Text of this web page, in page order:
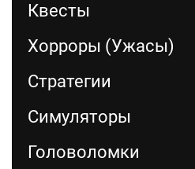
Квесты
Хорроры (Ужасы)
Стратегии
Симуляторы
Головоломки